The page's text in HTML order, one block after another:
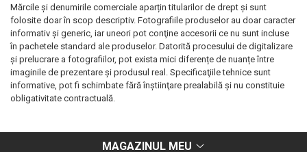
Mărcile și denumirile comerciale aparțin titularilor de drept şi sunt
folosite doar în scop descriptiv. Fotografiile produselor au doar caracter
informativ şi generic, iar uneori pot conţine accesorii ce nu sunt incluse
în pachetele standard ale produselor. Datorită procesului de digitalizare
și prelucrare a fotografiilor, pot exista mici diferențe de nuanțe între
imaginile de prezentare și produsul real. Specificaţiile tehnice sunt
informative, pot fi schimbate fără înştiinţare prealabilă şi nu constituie
obligativitate contractuală.
MAGAZINUL MEU